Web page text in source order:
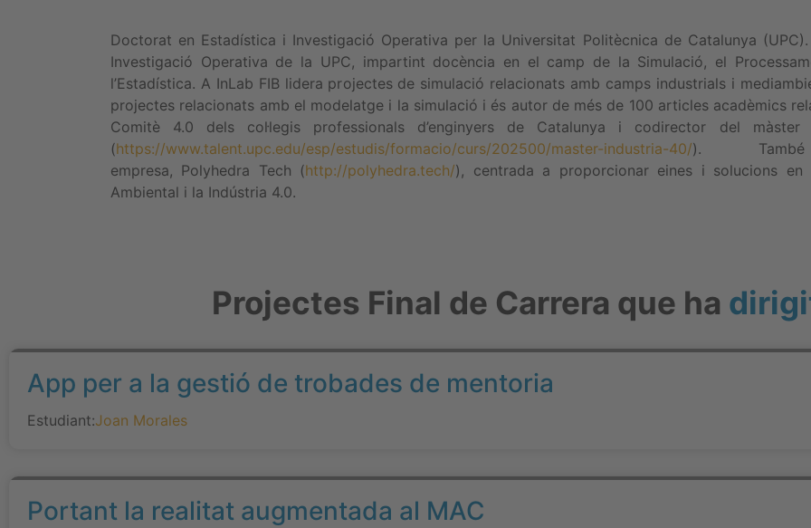
Doctorat en Estadística i Investigació Operativa per la Universitat Politècnica de Catalunya
Investigació Operativa de la UPC, impartint docència en el camp de la Simulació, el
l’Estadística. A InLab FIB lidera projectes de simulació relacionats amb camps industrials i
projectes relacionats amb el modelatge i la simulació i és autor de més de 100 articles acadèmics
Comitè 4.0 dels col·legis professionals d’enginyers de Catalunya i codirector del
(https://www.talent.upc.edu/esp/estudis/formacio/curs/202500/master-industria-40/).
empresa, Polyhedra Tech (http://polyhedra.tech/), centrada a proporcionar eines i solucions
Ambiental i la Indústria 4.0.
Projectes Final de Carrera que ha
App per a la gestió de trobades de mentoria
Estudiant:Joan Morales
Portant la realitat augmentada al MAC